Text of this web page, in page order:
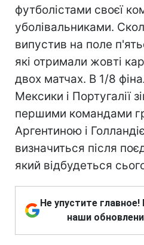
футболістами своєї
уболівальниками.
випустив на поле
які отримали жовті
двох матчах. В 1/8
Мексики і Португалії
першими командами
Аргентиною і
визначиться після
який відбудеться
Не упустите
наши